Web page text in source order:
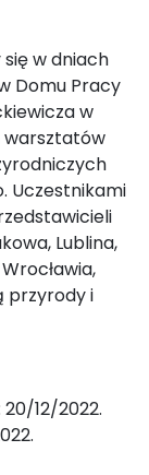
się w dniach
Domu Pracy
w
warsztatów
Uczestnikami
Lublina,
przyrody i
20/12/2022.